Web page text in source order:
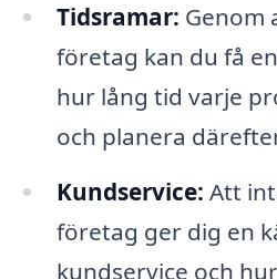
Tidsramar: Genom
företag kan du få
hur lång tid varje
och planera
Kundservice: Att
företag ger dig en
kundservice och